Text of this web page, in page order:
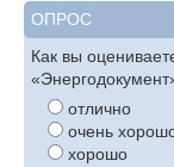
ОПРОС
Как вы
отлично
очень
хорошо